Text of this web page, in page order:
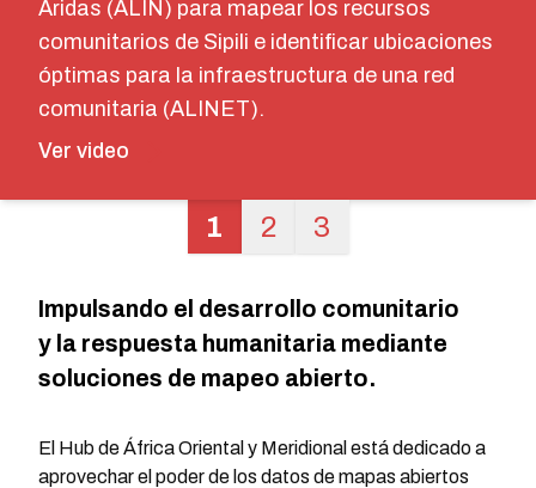
Áridas (ALIN) para mapear los recursos
comunitarios de Sipili e identificar ubicaciones
óptimas para la infraestructura de una red
comunitaria (ALINET).
Ver video
1 2 3
Impulsando el desarrollo comunitario
y la respuesta humanitaria mediante
soluciones de mapeo abierto.
El Hub de África Oriental y Meridional está dedicado a
aprovechar el poder de los datos de mapas abiertos